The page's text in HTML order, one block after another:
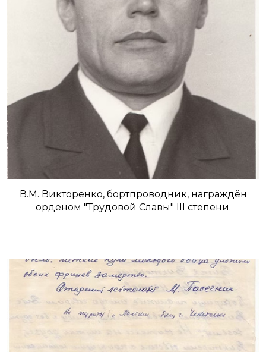
В.М. Викторенко, бортпроводник, награждён
орденом "Трудовой Славы" III степени.